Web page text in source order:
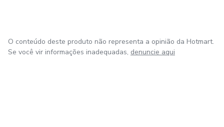
✔️ Tudo com ingredientes que você já tem em casa
O conteúdo deste produto não representa a opinião da Hotmart.
Se você vir informações inadequadas, denuncie aqui